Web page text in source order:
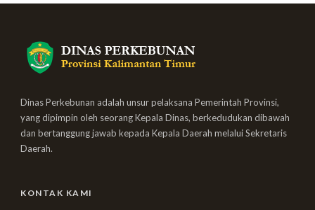
Dinas Perkebunan adalah unsur pelaksana Pemerintah Provinsi,
yang dipimpin oleh seorang Kepala Dinas, berkedudukan dibawah
dan bertanggung jawab kepada Kepala Daerah melalui Sekretaris
Daerah.
KONTAK KAMI